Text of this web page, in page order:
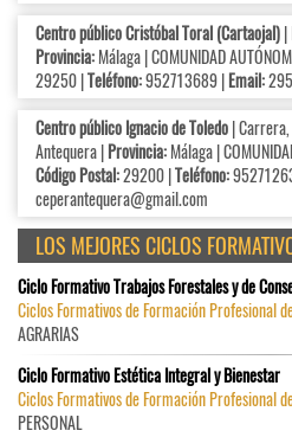
Centro público Cristóbal Toral (Cartaojal)|
Provincia:Málaga | COMUNIDAD
29250 |Teléfono:952713689 |Email:
Centro público Ignacio de Toledo|
Antequera |Provincia:Málaga |
Código Postal:29200 |Teléfono:
ceperantequera@gmail.com
LOS MEJORES CICLOS
Ciclo Formativo Trabajos Forestales y de
Ciclos Formativos de Formación Profesional
AGRARIAS
Ciclo Formativo Estética Integral y Bienestar
Ciclos Formativos de Formación Profesional
PERSONAL